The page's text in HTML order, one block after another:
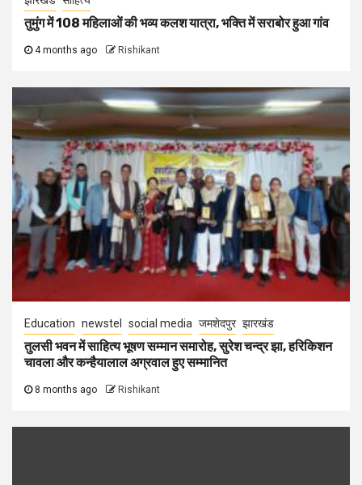
तुमुंग में 108 महिलाओं की भव्य कलश यात्रा, भक्ति में सराबोर हुआ गांव
4 months ago Rishikant
Education newstel social media जमशेदपुर झारखंड
तुलसी भवन में साहित्य भूषण सम्मान समारोह, सुरेश चन्द्र झा, हरिकिशन
चावला और कन्हैयालाल अग्रवाल हुए सम्मानित
8 months ago Rishikant